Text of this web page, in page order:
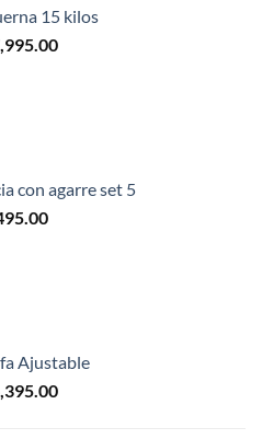
15 kilos
El
con agarre set 5
El
Ajustable
El